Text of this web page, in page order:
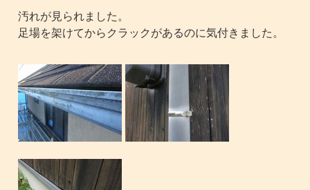
汚れが見られました。
足場を架けてからクラックがあるのに気付きました。